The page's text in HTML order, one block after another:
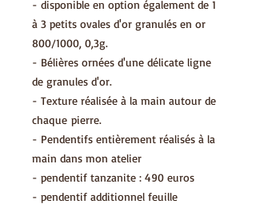
- disponible en option également de 1
à 3 petits ovales d'or granulés en or
800/1000, 0,3g.
- Bélières ornées d'une délicate ligne
de granules d'or.
- Texture réalisée à la main autour de
chaque pierre.
- Pendentifs entièrement réalisés à la
main dans mon atelier
- pendentif tanzanite : 490 euros
- pendentif additionnel feuille